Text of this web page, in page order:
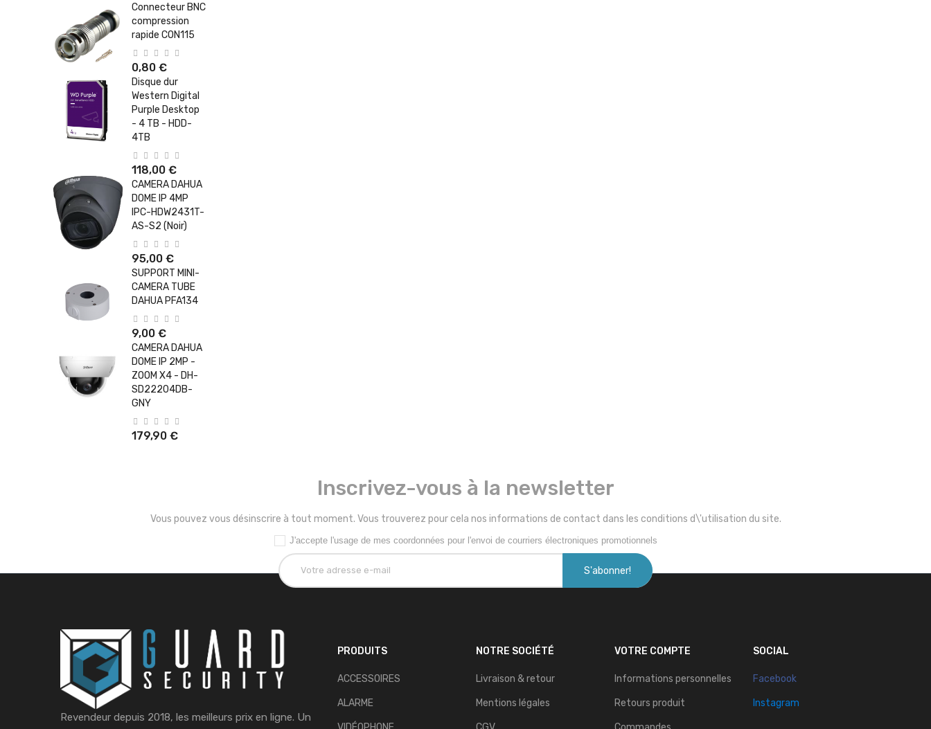
Connecteur BNC
compression
rapide CON115
0,80 €
Disque dur
Western Digital
Purple Desktop
- 4 TB - HDD-
4TB
118,00 €
CAMERA DAHUA
DOME IP 4MP
IPC-HDW2431T-
AS-S2 (Noir)
95,00 €
SUPPORT MINI-
CAMERA TUBE
DAHUA PFA134
9,00 €
CAMERA DAHUA
DOME IP 2MP -
ZOOM X4 - DH-
SD22204DB-
GNY
179,90 €
Inscrivez-vous à la newsletter
Vous pouvez vous désinscrire à tout moment. Vous trouverez pour cela nos informations de contact dans les conditions d\'utilisation du site.
J'accepte l'usage de mes coordonnées pour l'envoi de courriers électroniques promotionnels
Revendeur depuis 2018, les meilleurs prix en ligne. Un
PRODUITS
ACCESSOIRES
ALARME
NOTRE SOCIÉTÉ
Livraison & retour
Mentions légales
VOTRE COMPTE
Informations personnelles
Retours produit
SOCIAL
Facebook
Instagram